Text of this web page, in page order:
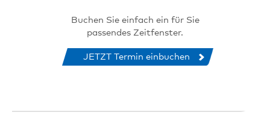
Buchen Sie einfach ein für Sie
passendes Zeitfenster.
JETZT Termin einbuchen